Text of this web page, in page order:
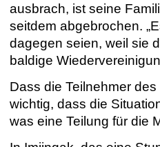
ausbrach, ist seine
seitdem abgebrochen.
dagegen seien, weil sie
baldige
Dass die Teilnehmer
wichtig, dass die
was eine Teilung für die